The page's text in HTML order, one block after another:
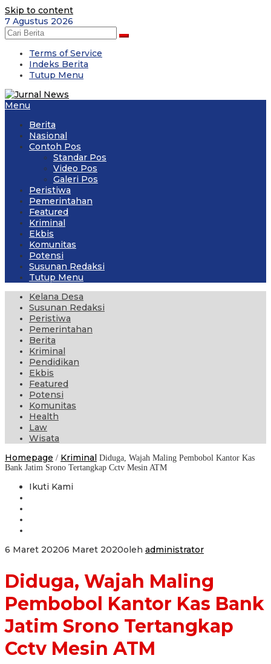
Skip to content
7 Agustus 2026
Terms of Service
Indeks Berita
Tutup Menu
Menu
Berita
Nasional
Contoh Pos
Standar Pos
Video Pos
Galeri Pos
Peristiwa
Pemerintahan
Featured
Kriminal
Ekbis
Komunitas
Potensi
Susunan Redaksi
Tutup Menu
Kelana Desa
Susunan Redaksi
Peristiwa
Pemerintahan
Berita
Kriminal
Pendidikan
Ekbis
Featured
Potensi
Komunitas
Health
Law
Wisata
Homepage / Kriminal Diduga, Wajah Maling Pembobol Kantor Kas
Bank Jatim Srono Tertangkap Cctv Mesin ATM
Ikuti Kami
6 Maret 20206 Maret 2020oleh administrator
Diduga, Wajah Maling
Pembobol Kantor Kas Bank
Jatim Srono Tertangkap
Cctv Mesin ATM